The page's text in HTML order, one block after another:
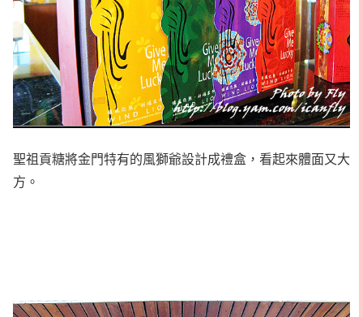
聖祖貢糖將金門特有的風獅爺設計成禮盒，看起來體面又大
方。